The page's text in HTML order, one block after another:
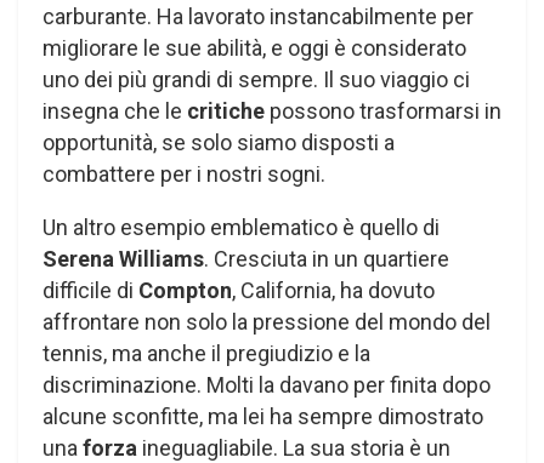
carburante. Ha lavorato instancabilmente per
migliorare le sue abilità, e oggi è considerato
uno dei più grandi di sempre. Il suo viaggio ci
insegna che le critiche possono trasformarsi in
opportunità, se solo siamo disposti a
combattere per i nostri sogni.
Un altro esempio emblematico è quello di
Serena Williams. Cresciuta in un quartiere
difficile di Compton, California, ha dovuto
affrontare non solo la pressione del mondo del
tennis, ma anche il pregiudizio e la
discriminazione. Molti la davano per finita dopo
alcune sconfitte, ma lei ha sempre dimostrato
una forza ineguagliabile. La sua storia è un